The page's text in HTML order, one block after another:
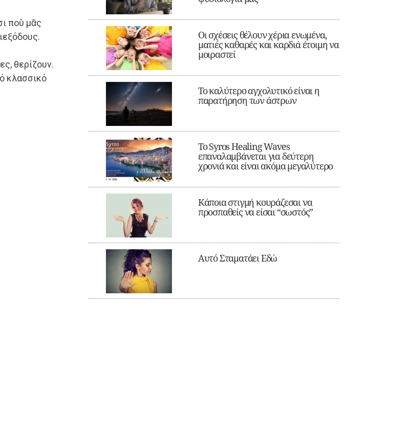
ποὺ μᾶς
θερίζουν.
κλασσικό
Οι σχέσεις θέλουν χέρια ενωμένα,
ματιές καθαρές και καρδιά έτοιμη να
μοιραστεί
Το καλύτερο αγχολυτικό είναι η
παρατήρηση των άστρων
Το Syros Healing Waves
επαναλαμβάνεται για δεύτερη
χρονιά και είναι ακόμα μεγαλύτερο
Κάποια στιγμή κουράζεσαι να
προσπαθείς να είσαι “σωστός”
Αυτό Σταματάει Εδώ